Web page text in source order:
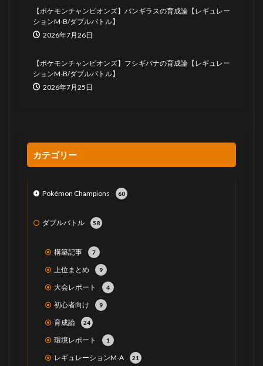
【ポケモンチャンピオンズ】バンギラスの育成論【レギュレー
ションM-B/ダブルバトル】
2026年7月26日
【ポケモンチャンピオンズ】フシギバナの育成論【レギュレー
ションM-B/ダブルバトル】
2026年7月25日
カテゴリー
Pokémon Champions 60
ダブルバトル 58
構築記事 7
上位まとめ 9
大会レポート 4
初心者向け 9
育成論 24
環境レポート 1
レギュレーションM-A 21